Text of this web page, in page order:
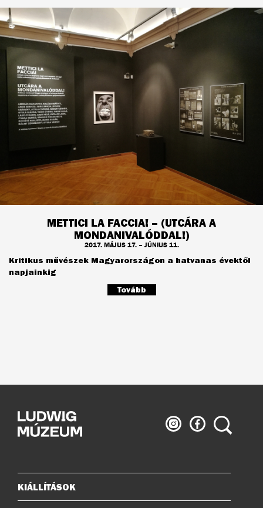
METTICI LA FACCIA! – (UTCÁRA A
MONDANIVALÓDDAL!)
2017. MÁJUS 17. – JÚNIUS 11.
Kritikus művészek Magyarországon a hatvanas évektől
napjainkig
Tovább
Ludwig
Múzeum
Ludwig
Múzeum
Keresés
Oldaltérkép
KIÁLLÍTÁSOK